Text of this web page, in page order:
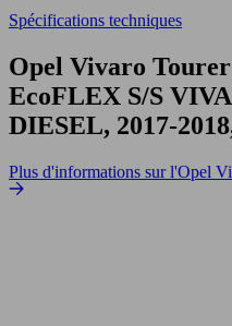
Spécifications techniques
Opel Vivaro
EcoFLEX S/S
DIESEL, 2017-
Plus d'informations sur l'Opel